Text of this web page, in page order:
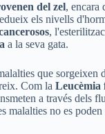
del zel, encara
els nivells
,
a la seva gata.
que sorgeixen
Com la Leucèmia
a través dels
malalties no es